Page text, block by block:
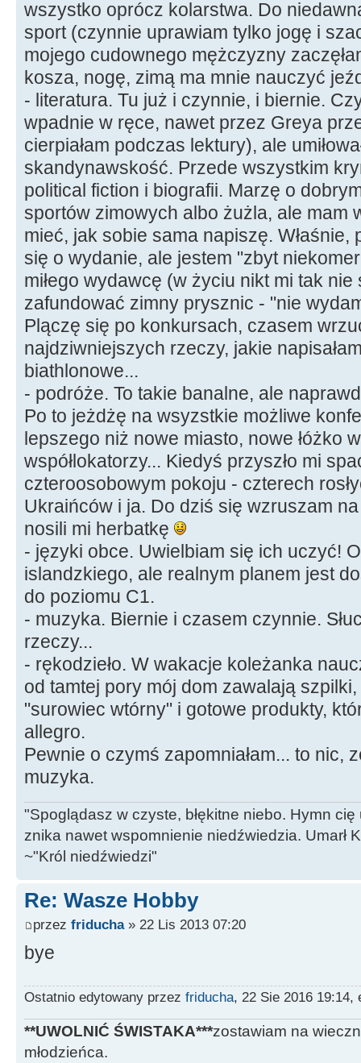
wszystko oprócz kolarstwa. Do
sport (czynnie uprawiam tylko jogę i
mojego cudownego mężczyzny
kosza, nogę, zimą ma mnie nauczyć
- literatura. Tu już i czynnie, i biernie.
wpadnie w ręce, nawet przez Greya
cierpiałam podczas lektury), ale
skandynawskość. Przede wszystkim
political fiction i biografii. Marzę o
sportów zimowych albo żużla, ale mam
mieć, jak sobie sama napiszę.
się o wydanie, ale jestem "zbyt
miłego wydawcę (w życiu nikt mi tak nie
zafundować zimny prysznic - "nie
Plączę się po konkursach, czasem
najdziwniejszych rzeczy, jakie
biathlonowe...
- podróże. To takie banalne, ale
Po to jeżdżę na wsyzstkie możliwe
lepszego niż nowe miasto, nowe łóżko
współlokatorzy... Kiedyś przyszło mi
czteroosobowym pokoju - czterech
Ukraińców i ja. Do dziś się wzruszam
nosili mi herbatkę
- języki obce. Uwielbiam się ich uczyć!
islandzkiego, ale realnym planem jest
do poziomu C1.
- muzyka. Biernie i czasem czynnie.
rzeczy...
- rękodzieło. W wakacje koleżanka
od tamtej pory mój dom zawalają
"surowiec wtórny" i gotowe produkty,
allegro.
Pewnie o czymś zapomniałam... to nic,
muzyka.
"Spoglądasz w czyste, błękitne niebo. Hymn
znika nawet wspomnienie niedźwiedzia. Umarł
~"Król niedźwiedzi"
Re: Wasze Hobby
przez friducha» 22 Lis 2013 07:20
bye
Ostatnio edytowany przez friducha, 22 Sie 2016 19:14,
**UWOLNIĆ ŚWISTAKA***zostawiam na
młodzieńca.